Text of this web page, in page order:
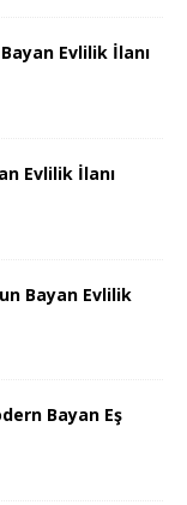
Evlilik İlanı
Evlilik İlanı
Bayan Evlilik
Bayan Eş